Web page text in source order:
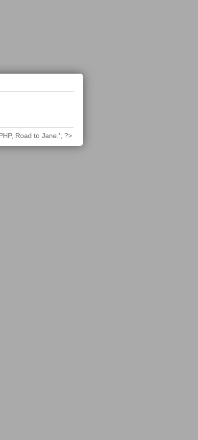
Road to Jane.'; ?>